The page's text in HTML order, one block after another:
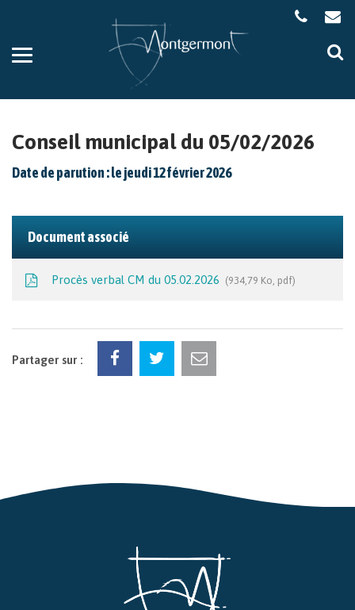
Aller
la
Conseil municipal du 05/02/2026
Date de parution : le jeudi 12 février 2026
Document associé
Procès verbal CM du 05.02.2026 934,79 Ko, pdf
Partager sur :